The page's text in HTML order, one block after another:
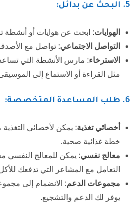
5. البحث عن بدائل:
الهوايات: ابحث عن هوايات أو أنشطة
التواصل الاجتماعي: تواصل مع
الاسترخاء: مارس الأنشطة التي
مثل القراءة أو الاستماع إلى
6. طلب المساعدة المتخصصة:
أخصائي تغذية: يمكن لأخصائي
خطة غذائية صحية.
معالج نفسي: يمكن للمعالج النفسي
التعامل مع المشاعر التي تدفعك
مجموعات الدعم: الانضمام إلى
يوفر لك الدعم والتشجيع.